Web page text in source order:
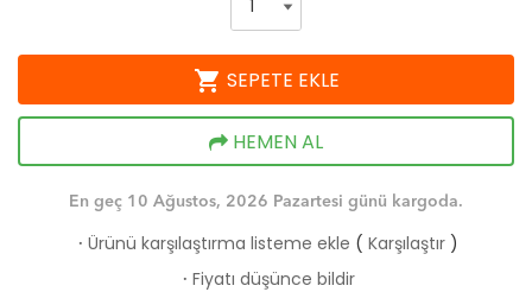
shopping_cart SEPETE EKLE
HEMEN AL
En geç 10 Ağustos, 2026 Pazartesi günü kargoda.
· Ürünü karşılaştırma listeme ekle ( Karşılaştır )
· Fiyatı düşünce bildir